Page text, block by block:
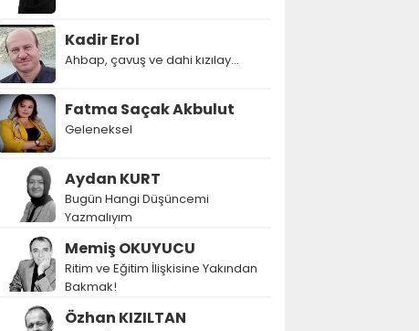
Kadir Erol
Ahbap, çavuş ve dahi kızılay...
Fatma Saçak Akbulut
Geleneksel
Aydan KURT
Bugün Hangi Düşüncemi
Yazmalıyım
Memiş OKUYUCU
Ritim ve Eğitim İlişkisine Yakından
Bakmak!
Özhan KIZILTAN